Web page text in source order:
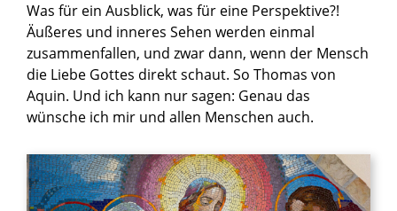
Was für ein Ausblick, was für eine Perspektive?!
Äußeres und inneres Sehen werden einmal
zusammenfallen, und zwar dann, wenn der Mensch
die Liebe Gottes direkt schaut. So Thomas von
Aquin. Und ich kann nur sagen: Genau das
wünsche ich mir und allen Menschen auch.